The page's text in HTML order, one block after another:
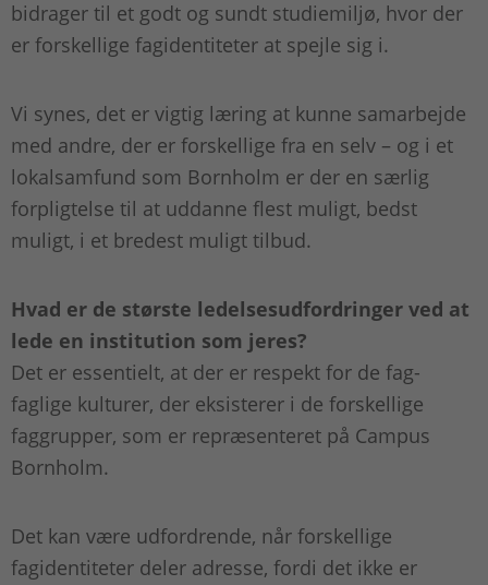
bidrager til et godt og sundt studiemiljø, hvor der
er forskellige fagidentiteter at spejle sig i.
Vi synes, det er vigtig læring at kunne samarbejde
med andre, der er forskellige fra en selv – og i et
lokalsamfund som Bornholm er der en særlig
forpligtelse til at uddanne flest muligt, bedst
muligt, i et bredest muligt tilbud.
Hvad er de største ledelsesudfordringer ved at
lede en institution som jeres?
Det er essentielt, at der er respekt for de fag-
faglige kulturer, der eksisterer i de forskellige
faggrupper, som er repræsenteret på Campus
Bornholm.
Det kan være udfordrende, når forskellige
fagidentiteter deler adresse, fordi det ikke er